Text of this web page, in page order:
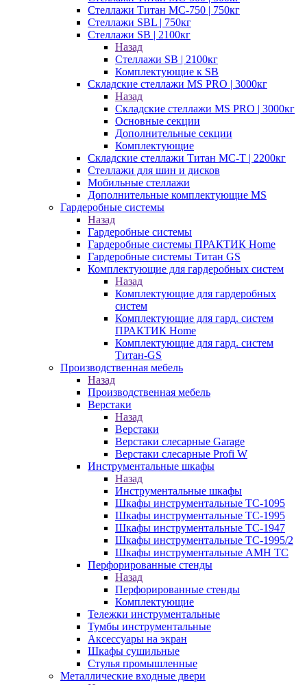
Стеллажи Титан МС-750 | 750кг
Стеллажи SBL | 750кг
Стеллажи SB | 2100кг
Назад
Стеллажи SB | 2100кг
Комплектующие к SB
Складские стеллажи MS PRO | 3000кг
Назад
Складские стеллажи MS PRO | 3000кг
Основные секции
Дополнительные секции
Комплектующие
Складские стеллажи Титан МС-Т | 2200кг
Стеллажи для шин и дисков
Мобильные стеллажи
Дополнительные комплектующие MS
Гардеробные системы
Назад
Гардеробные системы
Гардеробные системы ПРАКТИК Home
Гардеробные системы Титан GS
Комплектующие для гардеробных систем
Назад
Комплектующие для гардеробных
систем
Комплектующие для гард. систем
ПРАКТИК Home
Комплектующие для гард. систем
Титан-GS
Производственная мебель
Назад
Производственная мебель
Верстаки
Назад
Верстаки
Верстаки слесарные Garage
Верстаки слесарные Profi W
Инструментальные шкафы
Назад
Инструментальные шкафы
Шкафы инструментальные TC-1095
Шкафы инструментальные TC-1995
Шкафы инструментальные TC-1947
Шкафы инструментальные TC-1995/2
Шкафы инструментальные AMH TC
Перфорированные стенды
Назад
Перфорированные стенды
Комплектующие
Тележки инструментальные
Тумбы инструментальные
Аксессуары на экран
Шкафы сушильные
Стулья промышленные
Металлические входные двери